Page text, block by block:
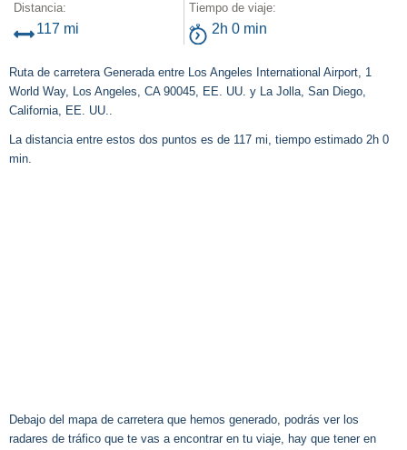
Distancia:
117 mi
Tiempo de viaje:
2h 0 min
Ruta de carretera Generada entre Los Angeles International Airport, 1
World Way, Los Angeles, CA 90045, EE. UU. y La Jolla, San Diego,
California, EE. UU..
La distancia entre estos dos puntos es de 117 mi, tiempo estimado 2h 0
min.
Debajo del mapa de carretera que hemos generado, podrás ver los
radares de tráfico que te vas a encontrar en tu viaje, hay que tener en